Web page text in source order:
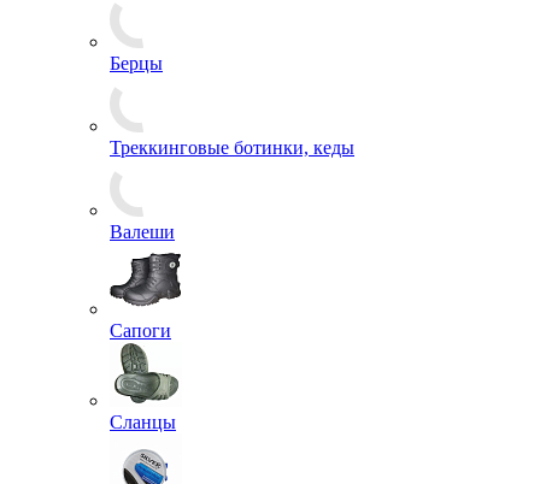
Плащи, Дождевики
Рубашки
Тельняшки
Футболки
Аксессуары для комфортного ношения обуви
Берцы